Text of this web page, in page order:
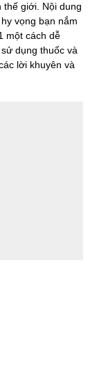
thế giới. Nội dung
vọng bạn nắm
một cách dễ
dụng thuốc và
lời khuyên và